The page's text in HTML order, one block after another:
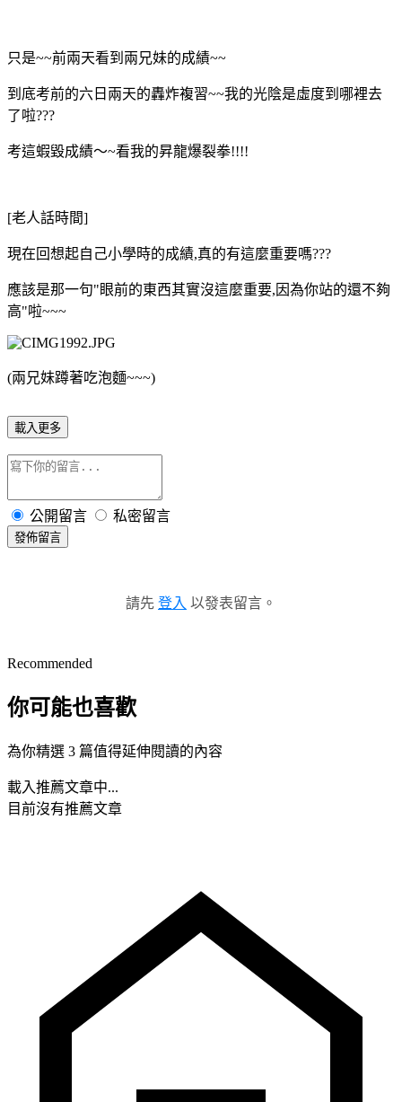
只是~~前兩天看到兩兄妹的成績~~
到底考前的六日兩天的轟炸複習~~我的光陰是虛度到哪裡去
了啦???
考這蝦毀成績～~看我的昇龍爆裂拳!!!!
[老人話時間]
現在回想起自己小學時的成績,真的有這麼重要嗎???
應該是那一句"眼前的東西其實沒這麼重要,因為你站的還不夠
高"啦~~~
(兩兄妹蹲著吃泡麵~~~)
載入更多
公開留言 私密留言
發佈留言
請先 登入 以發表留言。
Recommended
你可能也喜歡
為你精選 3 篇值得延伸閱讀的內容
載入推薦文章中...
目前沒有推薦文章